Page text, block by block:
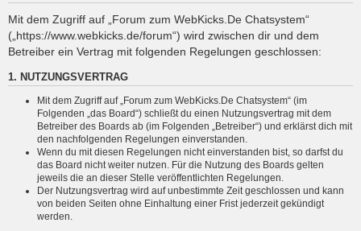
Mit dem Zugriff auf „Forum zum WebKicks.De Chatsystem“
(„https://www.webkicks.de/forum“) wird zwischen dir und dem
Betreiber ein Vertrag mit folgenden Regelungen geschlossen:
1. NUTZUNGSVERTRAG
Mit dem Zugriff auf „Forum zum WebKicks.De Chatsystem“ (im
Folgenden „das Board“) schließt du einen Nutzungsvertrag mit dem
Betreiber des Boards ab (im Folgenden „Betreiber“) und erklärst dich mit
den nachfolgenden Regelungen einverstanden.
Wenn du mit diesen Regelungen nicht einverstanden bist, so darfst du
das Board nicht weiter nutzen. Für die Nutzung des Boards gelten
jeweils die an dieser Stelle veröffentlichten Regelungen.
Der Nutzungsvertrag wird auf unbestimmte Zeit geschlossen und kann
von beiden Seiten ohne Einhaltung einer Frist jederzeit gekündigt
werden.